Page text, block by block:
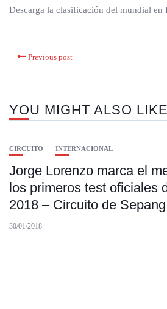
Descarga la clasificación del mundial en
Previous post
YOU MIGHT ALSO LIKE
CIRCUITO INTERNACIONAL
Jorge Lorenzo marca el
los primeros test oficiales
2018 – Circuito de
30/01/2018